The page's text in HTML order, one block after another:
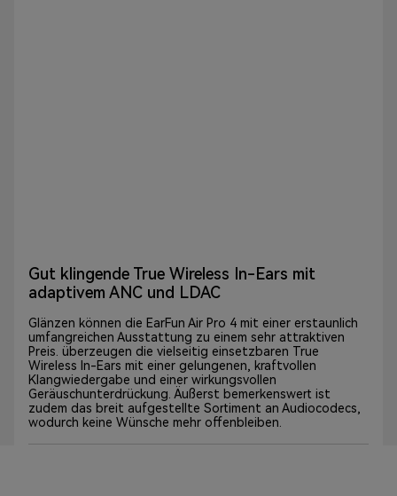
Gut klingende True Wireless In-Ears mit
adaptivem ANC und LDAC
Glänzen können die EarFun Air Pro 4 mit einer erstaunlich
umfangreichen Ausstattung zu einem sehr attraktiven
Preis. überzeugen die vielseitig einsetzbaren True
Wireless In-Ears mit einer gelungenen, kraftvollen
Klangwiedergabe und einer wirkungsvollen
Geräuschunterdrückung. Äußerst bemerkenswert ist
zudem das breit aufgestellte Sortiment an Audiocodecs,
wodurch keine Wünsche mehr offenbleiben.